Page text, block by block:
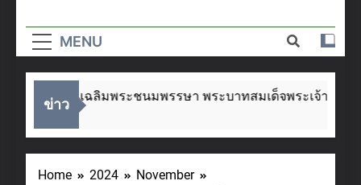
อาชีวศึกษา
นครสวรรค์
MENU
ข่าว
อกาสวันเฉลิมพระชนมพรรษา พระบาทสมเด็จพระเจ้าอยู่หัว ๒
Home 2024
November